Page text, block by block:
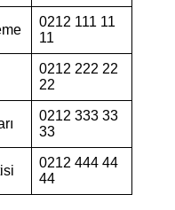
0212 111 11
11
0212 222 22
22
0212 333 33
33
0212 444 44
44